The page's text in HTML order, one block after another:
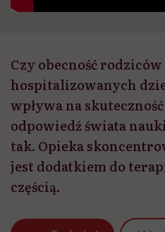
Czy obecność
hospitalizowanych
wpływa na
odpowiedź świata
tak. Opieka
jest dodatkiem do
częścią.